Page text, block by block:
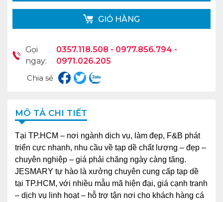
GIỎ HÀNG
Gọi
ngay:
0357.118.508 - 0977.856.794 -
0971.026.205
Chia sẻ
MÔ TẢ CHI TIẾT
Tại TP.HCM – nơi ngành dịch vụ, làm đẹp, F&B phát
triển cực nhanh, nhu cầu về tạp dề chất lượng – đẹp –
chuyên nghiệp – giá phải chăng ngày càng tăng.
JESMARY tự hào là xưởng chuyên cung cấp tạp dề
tại TP.HCM, với nhiều mẫu mã hiện đại, giá cạnh tranh
– dịch vụ linh hoạt – hỗ trợ tận nơi cho khách hàng cá